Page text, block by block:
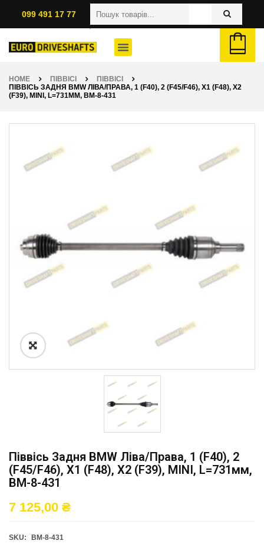
099 491 17 77
HOME ПІВВІСІ
ПІВВІСІ
ПІВВІСЬ ЗАДНЯ BMW ЛІВА/ПРАВА, 1 (F40), 2 (F45/F46), X1 (F48), X2
(F39), MINI, L=731ММ, BM-8-431
Піввісь Задня BMW Ліва/права, 1 (F40), 2
(F45/F46), X1 (F48), X2 (F39), MINI, L=731мм,
BM-8-431
7 125,00 ₴
SKU: BM-8-431